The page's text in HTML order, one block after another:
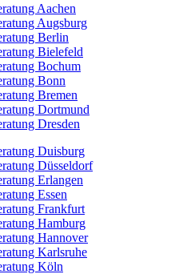
Aachen
Augsburg
Berlin
Bielefeld
Bochum
Bonn
Bremen
Dortmund
Dresden
Duisburg
Düsseldorf
Erlangen
Essen
Frankfurt
Hamburg
Hannover
Karlsruhe
Köln